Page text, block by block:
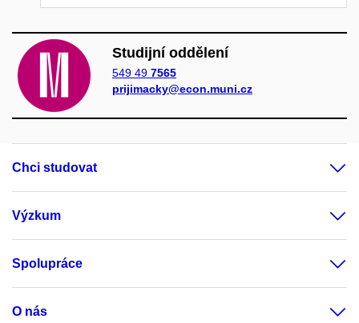
Studijní oddělení
549 49 7565
prijimacky@econ.muni.cz
Chci studovat
Výzkum
Spolupráce
O nás